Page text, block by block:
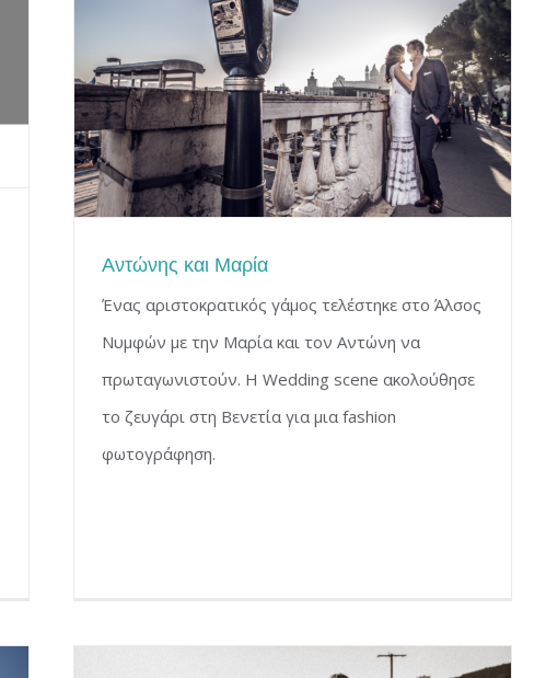
Αντώνης και Μαρία
Ένας αριστοκρατικός γάμος τελέστηκε στο Άλσος
Νυμφών με την Μαρία και τον Αντώνη να
πρωταγωνιστούν. Η Wedding scene ακολούθησε
το ζευγάρι στη Βενετία για μια fashion
φωτογράφηση.